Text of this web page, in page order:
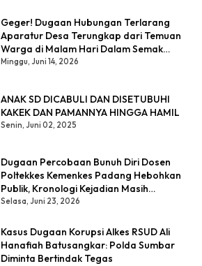
Geger! Dugaan Hubungan Terlarang
Aparatur Desa Terungkap dari Temuan
Warga di Malam Hari Dalam Semak
Belukar
Minggu, Juni 14, 2026
ANAK SD DICABULI DAN DISETUBUHI
KAKEK DAN PAMANNYA HINGGA HAMIL
Senin, Juni 02, 2025
Dugaan Percobaan Bunuh Diri Dosen
Poltekkes Kemenkes Padang Hebohkan
Publik, Kronologi Kejadian Masih
Simpang Siur
Selasa, Juni 23, 2026
Kasus Dugaan Korupsi Alkes RSUD Ali
Hanafiah Batusangkar: Polda Sumbar
Diminta Bertindak Tegas